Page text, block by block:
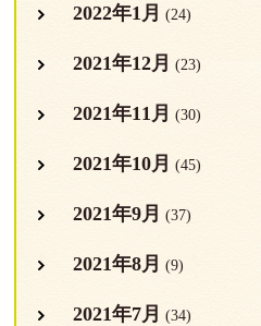
2022年1月 (24)
2021年12月 (23)
2021年11月 (30)
2021年10月 (45)
2021年9月 (37)
2021年8月 (9)
2021年7月 (34)